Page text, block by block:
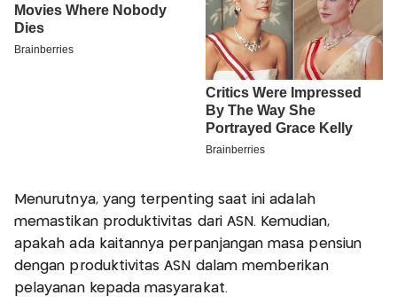
Menurutnya, yang terpenting saat ini adalah
memastikan produktivitas dari ASN. Kemudian,
apakah ada kaitannya perpanjangan masa pensiun
dengan produktivitas ASN dalam memberikan
pelayanan kepada masyarakat.